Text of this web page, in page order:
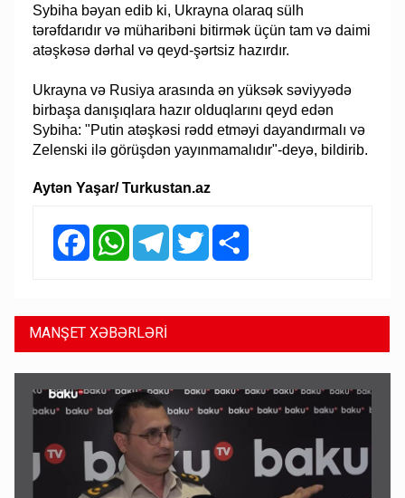
Sybiha bəyan edib ki, Ukrayna olaraq sülh
tərəfdarıdır və müharibəni bitirmək üçün tam və daimi
atəşkəsə dərhal və qeyd-şərtsiz hazırdır.
Ukrayna və Rusiya arasında ən yüksək səviyyədə
birbaşa danışıqlara hazır olduqlarını qeyd edən
Sybiha: "Putin atəşkəsi rədd etməyi dayandırmalı və
Zelenski ilə görüşdən yayınmamalıdır"-deyə, bildirib.
Aytən Yaşar/ Turkustan.az
FacebookWhatsAppTelegramTwitter
MANŞET XƏBƏRLƏRİ